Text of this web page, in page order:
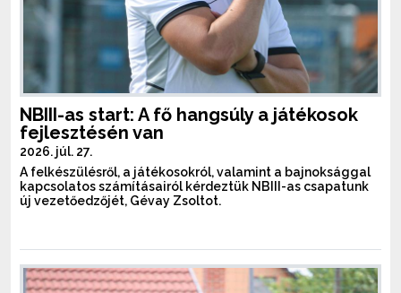
NBIII-as start: A fő hangsúly a játékosok
fejlesztésén van
2026. júl. 27.
A felkészülésről, a játékosokról, valamint a bajnoksággal
kapcsolatos számításairól kérdeztük NBIII-as csapatunk
új vezetőedzőjét, Gévay Zsoltot.